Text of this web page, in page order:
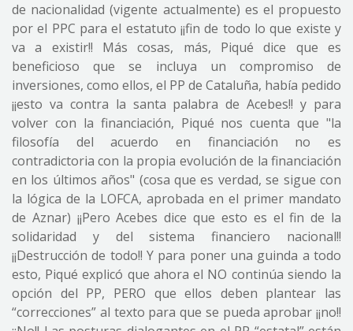
de nacionalidad (vigente actualmente) es el propuesto
por el PPC para el estatuto ¡¡fin de todo lo que existe y
va a existir!! Más cosas, más, Piqué dice que es
beneficioso que se incluya un compromiso de
inversiones, como ellos, el PP de Cataluña, había pedido
¡¡esto va contra la santa palabra de Acebes!! y para
volver con la financiación, Piqué nos cuenta que "la
filosofía del acuerdo en financiación no es
contradictoria con la propia evolución de la financiación
en los últimos años" (cosa que es verdad, se sigue con
la lógica de la LOFCA, aprobada en el primer mandato
de Aznar) ¡¡Pero Acebes dice que esto es el fin de la
solidaridad y del sistema financiero nacional!!
¡¡Destrucción de todo!! Y para poner una guinda a todo
esto, Piqué explicó que ahora el NO continúa siendo la
opción del PP, PERO que ellos deben plantear las
“correcciones” al texto para que se pueda aprobar ¡¡no!!